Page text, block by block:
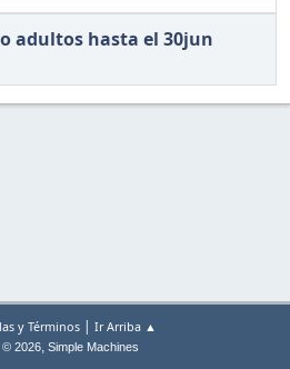
adultos hasta el 30jun
y Términos | Ir Arriba ▲
© 2026, Simple Machines